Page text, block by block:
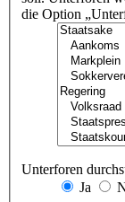
die Option
Unterforen
Ja